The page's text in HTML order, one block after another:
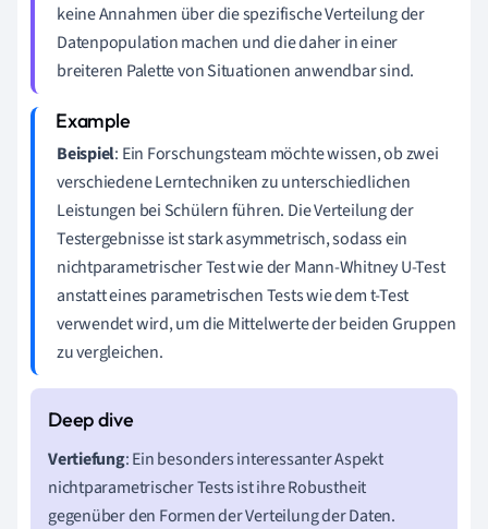
keine Annahmen über die spezifische Verteilung der
Datenpopulation machen und die daher in einer
breiteren Palette von Situationen anwendbar sind.
Beispiel: Ein Forschungsteam möchte wissen, ob zwei
verschiedene Lerntechniken zu unterschiedlichen
Leistungen bei Schülern führen. Die Verteilung der
Testergebnisse ist stark asymmetrisch, sodass ein
nichtparametrischer Test wie der Mann-Whitney U-Test
anstatt eines parametrischen Tests wie dem t-Test
verwendet wird, um die Mittelwerte der beiden Gruppen
zu vergleichen.
Vertiefung: Ein besonders interessanter Aspekt
nichtparametrischer Tests ist ihre Robustheit
gegenüber den Formen der Verteilung der Daten.